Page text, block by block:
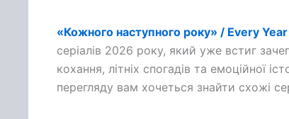
«Кожного наступного року» / Every
серіалів 2026 року, який уже встиг
кохання, літніх спогадів та емоційної
перегляду вам хочеться знайти схожі